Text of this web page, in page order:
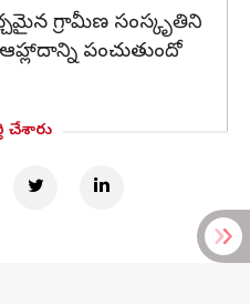
గ్రామీణ సంస్కృతిని
పంచుతుందో
చేశారు